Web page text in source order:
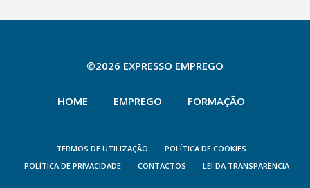
©2026 EXPRESSO EMPREGO
HOME EMPREGO FORMAÇÃO
TERMOS DE UTILIZAÇÃO
POLÍTICA DE COOKIES
POLÍTICA DE PRIVACIDADE
CONTACTOS LEI DA TRANSPARÊNCIA